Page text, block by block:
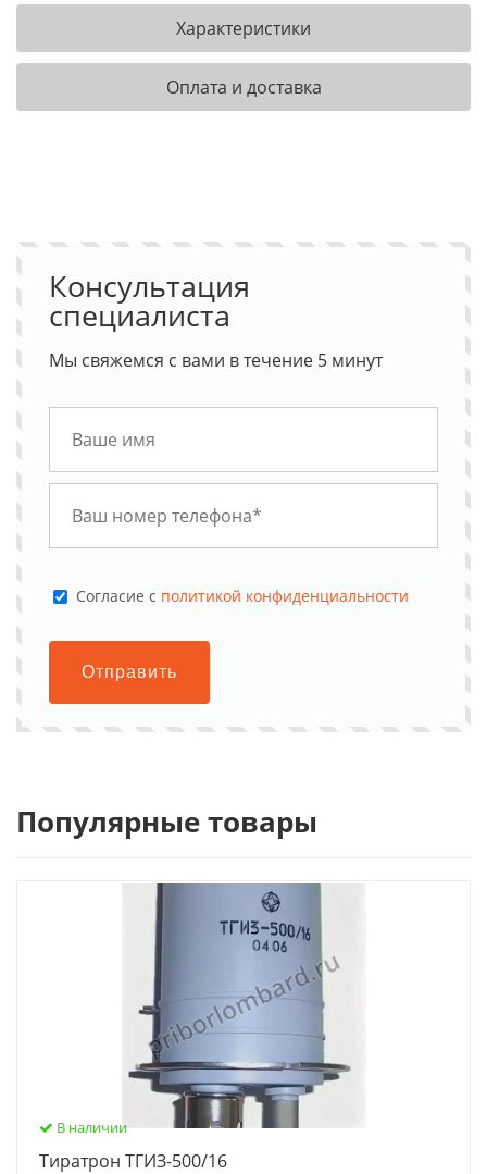
Характеристики
Оплата и доставка
Консультация
специалиста
Мы свяжемся с вами в течение 5 минут
Cогласие с политикой конфиденциальности
Отправить
Популярные товары
В наличии
Тиратрон ТГИЗ-500/16